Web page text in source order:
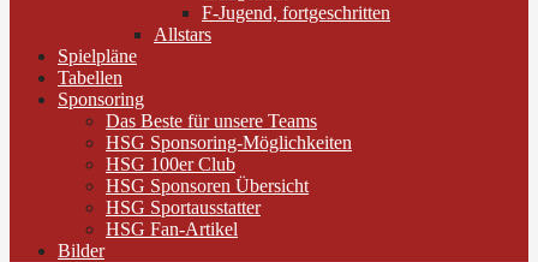
F-Jugend, fortgeschritten
Allstars
Spielpläne
Tabellen
Sponsoring
Das Beste für unsere Teams
HSG Sponsoring-Möglichkeiten
HSG 100er Club
HSG Sponsoren Übersicht
HSG Sportausstatter
HSG Fan-Artikel
Bilder